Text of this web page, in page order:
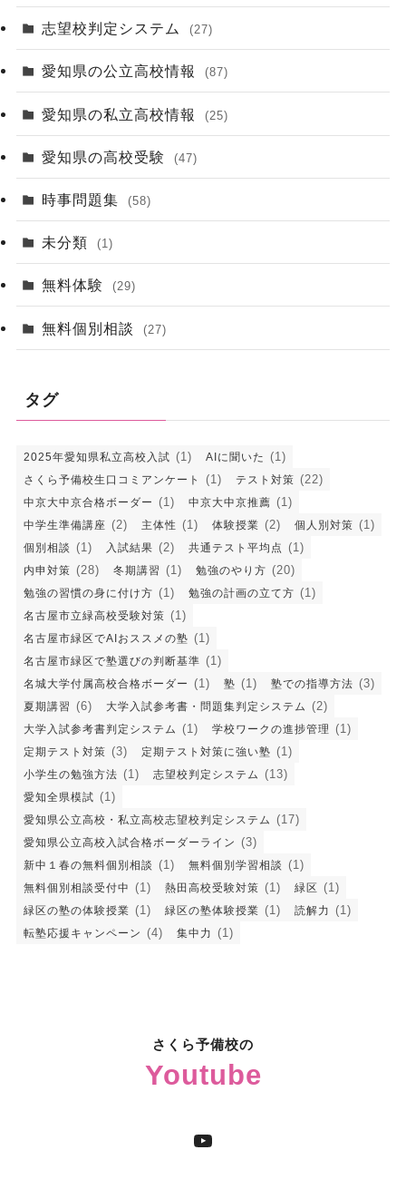
志望校判定システム (27)
愛知県の公立高校情報 (87)
愛知県の私立高校情報 (25)
愛知県の高校受験 (47)
時事問題集 (58)
未分類 (1)
無料体験 (29)
無料個別相談 (27)
タグ
2025年愛知県私立高校入試 (1) AIに聞いた (1)
さくら予備校生口コミアンケート (1) テスト対策 (22)
中京大中京合格ボーダー (1) 中京大中京推薦 (1)
中学生準備講座 (2) 主体性 (1) 体験授業 (2) 個人別対策 (1)
個別相談 (1) 入試結果 (2) 共通テスト平均点 (1)
内申対策 (28) 冬期講習 (1) 勉強のやり方 (20)
勉強の習慣の身に付け方 (1) 勉強の計画の立て方 (1)
名古屋市立緑高校受験対策 (1)
名古屋市緑区でAIおススメの塾 (1)
名古屋市緑区で塾選びの判断基準 (1)
名城大学付属高校合格ボーダー (1) 塾 (1) 塾での指導方法 (3)
夏期講習 (6) 大学入試参考書・問題集判定システム (2)
大学入試参考書判定システム (1) 学校ワークの進捗管理 (1)
定期テスト対策 (3) 定期テスト対策に強い塾 (1)
小学生の勉強方法 (1) 志望校判定システム (13)
愛知全県模試 (1)
愛知県公立高校・私立高校志望校判定システム (17)
愛知県公立高校入試合格ボーダーライン (3)
新中１春の無料個別相談 (1) 無料個別学習相談 (1)
無料個別相談受付中 (1) 熱田高校受験対策 (1) 緑区 (1)
緑区の塾の体験授業 (1) 緑区の塾体験授業 (1) 読解力 (1)
転塾応援キャンペーン (4) 集中力 (1)
さくら予備校の
Youtube
YouTube